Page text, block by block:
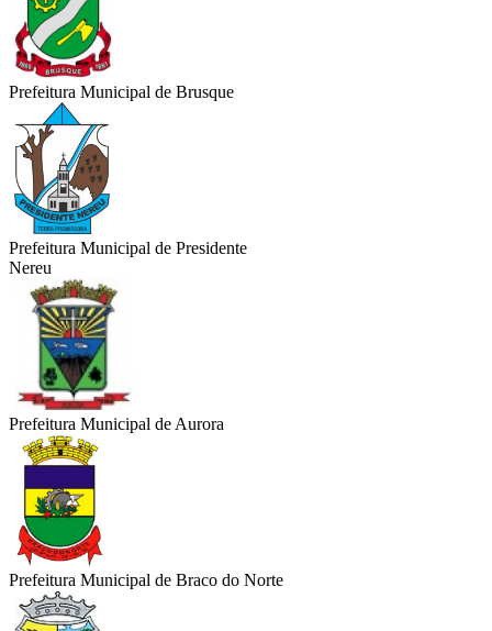
Prefeitura Municipal de Brusque
Prefeitura Municipal de Presidente
Nereu
Prefeitura Municipal de Aurora
Prefeitura Municipal de Braco do Norte